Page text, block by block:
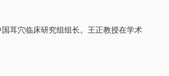
耳穴临床研究组组长。王正教授在学术